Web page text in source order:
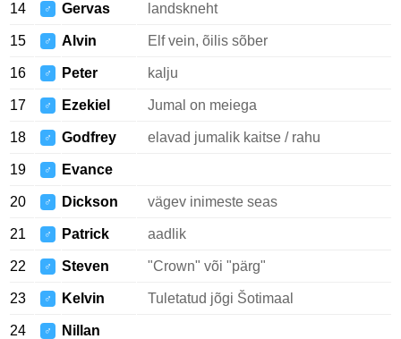
14 ♂ Gervas landskneht
15 ♂ Alvin Elf vein, õilis sõber
16 ♂ Peter kalju
17 ♂ Ezekiel Jumal on meiega
18 ♂ Godfrey elavad jumalik kaitse / rahu
19 ♂ Evance
20 ♂ Dickson vägev inimeste seas
21 ♂ Patrick aadlik
22 ♂ Steven "Crown" või "pärg"
23 ♂ Kelvin Tuletatud jõgi Šotimaal
24 ♂ Nillan